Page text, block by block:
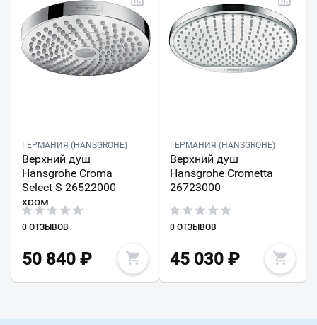
ГЕРМАНИЯ (HANSGROHE)
Верхний душ
Hansgrohe Croma
Select S 26522000
хром
0 ОТЗЫВОВ
50 840 ₽
ГЕРМАНИЯ (HANSGROHE)
Верхний душ
Hansgrohe Crometta
26723000
0 ОТЗЫВОВ
45 030₽